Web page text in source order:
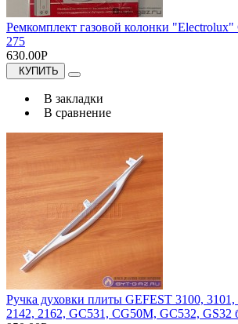
Ремкомплект газовой колонки
275
630.00Р
КУПИТЬ
В закладки
В сравнение
Ручка духовки плиты GEFEST 3100, 3101,
2142, 2162, GC531, CG50M, GC532, GS32